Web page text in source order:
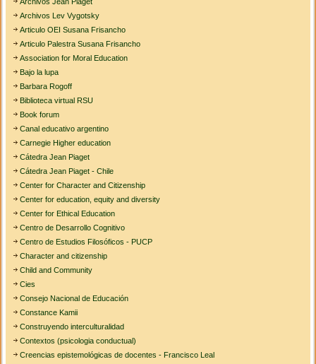
Archivos Lev Vygotsky
Articulo OEI Susana Frisancho
Articulo Palestra Susana Frisancho
Association for Moral Education
Bajo la lupa
Barbara Rogoff
Biblioteca virtual RSU
Book forum
Canal educativo argentino
Carnegie Higher education
Cátedra Jean Piaget
Cátedra Jean Piaget - Chile
Center for Character and Citizenship
Center for education, equity and diversity
Center for Ethical Education
Centro de Desarrollo Cognitivo
Centro de Estudios Filosóficos - PUCP
Character and citizenship
Child and Community
Cies
Consejo Nacional de Educación
Constance Kamii
Construyendo interculturalidad
Contextos (psicologia conductual)
Creencias epistemológicas de docentes - Francisco Leal